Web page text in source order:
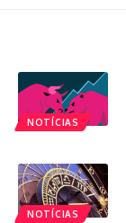
NOTÍCIAS
NOTÍCIAS